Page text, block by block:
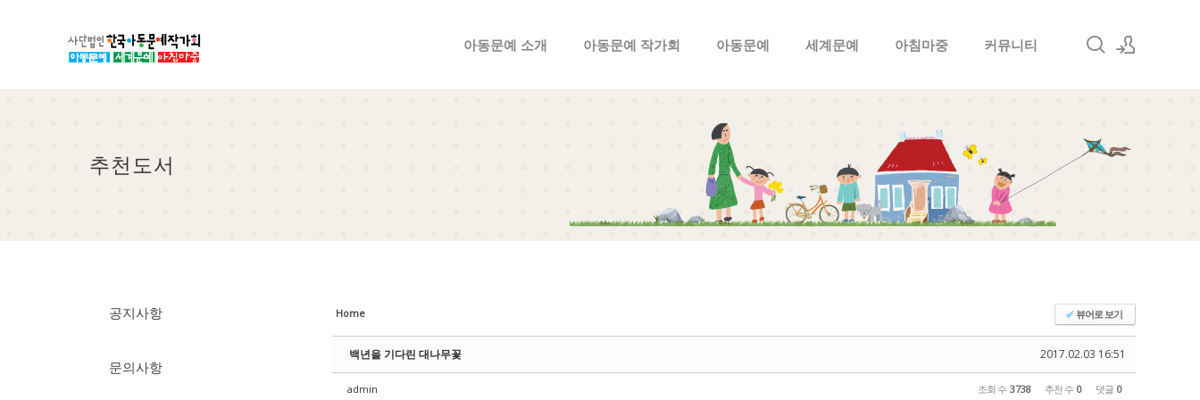
아동문예 소개 아동문예 작가회 아동문예 세계문예 아침마중 커뮤니티
추천도서
공지사항
문의사항
Home ✔뷰어로 보기
2017.02.03 16:51
백년을 기다린 대나무꽃
admin 조회 수 3738 추천 수 0 댓글 0